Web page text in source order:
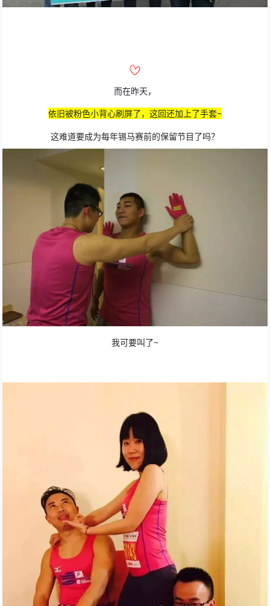
而在昨天，
依旧被粉色小背心刷屏了， 这回还加上了手套~
这难道要成为每年锡马赛前的保留节目了吗？
我可要叫了~